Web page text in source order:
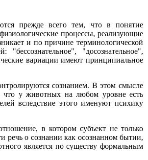
прежде всего тем, что в понятие
процессы, реализующие
и по причине терминологической
"досознательное",
вариации имеют принципиальное
сознанием. В этом смысле
что у животных на любом уровне есть
вследствие этого именуют психику
в котором субъект не только
речь о сознании как осознанном бытии,
является по существу формальным